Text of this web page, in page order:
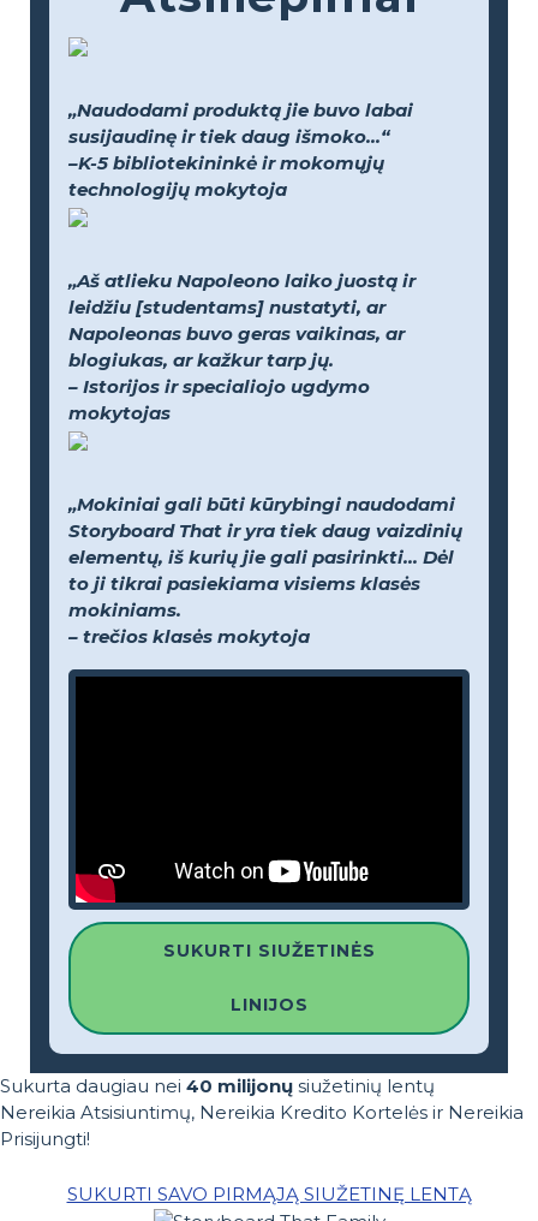
„Naudodami produktą jie buvo labai
susijaudinę ir tiek daug išmoko...“
–K-5 bibliotekininkė ir mokomųjų
technologijų mokytoja
„Aš atlieku Napoleono laiko juostą ir
leidžiu [studentams] nustatyti, ar
Napoleonas buvo geras vaikinas, ar
blogiukas, ar kažkur tarp jų.
– Istorijos ir specialiojo ugdymo
mokytojas
„Mokiniai gali būti kūrybingi naudodami
Storyboard That ir yra tiek daug vaizdinių
elementų, iš kurių jie gali pasirinkti... Dėl
to ji tikrai pasiekiama visiems klasės
mokiniams.
– trečios klasės mokytoja
SUKURTI SIUŽETINĖS
LINIJOS
Sukurta daugiau nei 40 milijonų siužetinių lentų
Nereikia Atsisiuntimų, Nereikia Kredito Kortelės ir Nereikia
Prisijungti!
SUKURTI SAVO PIRMĄJĄ SIUŽETINĘ LENTĄ